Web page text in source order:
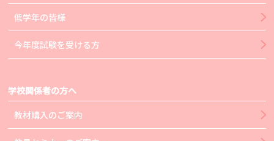
低学年の皆様
今年度試験を受ける方
学校関係者の方へ
教材購入のご案内